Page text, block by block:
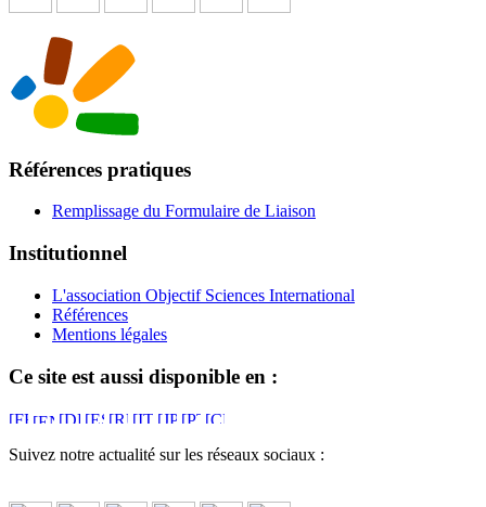
Références pratiques
Remplissage du Formulaire de Liaison
Institutionnel
L'association Objectif Sciences International
Références
Mentions légales
Ce site est aussi disponible en :
Suivez notre actualité sur les réseaux sociaux :